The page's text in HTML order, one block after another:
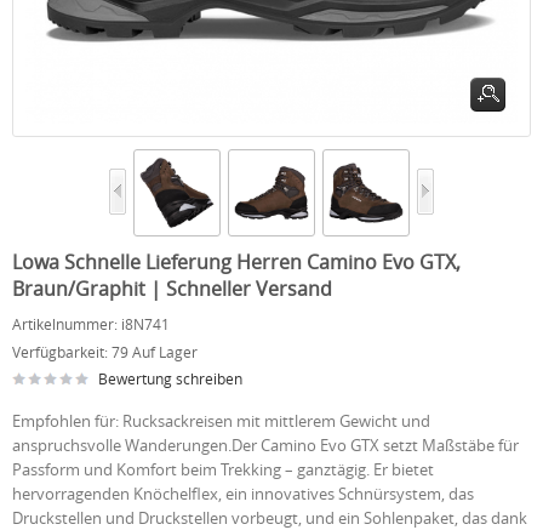
Lowa Schnelle Lieferung Herren Camino Evo GTX,
Braun/Graphit | Schneller Versand
Artikelnummer: i8N741
Verfügbarkeit:79 Auf Lager
Bewertung schreiben
Empfohlen für: Rucksackreisen mit mittlerem Gewicht und
anspruchsvolle Wanderungen.Der Camino Evo GTX setzt Maßstäbe für
Passform und Komfort beim Trekking – ganztägig. Er bietet
hervorragenden Knöchelflex, ein innovatives Schnürsystem, das
Druckstellen und Druckstellen vorbeugt, und ein Sohlenpaket, das dank